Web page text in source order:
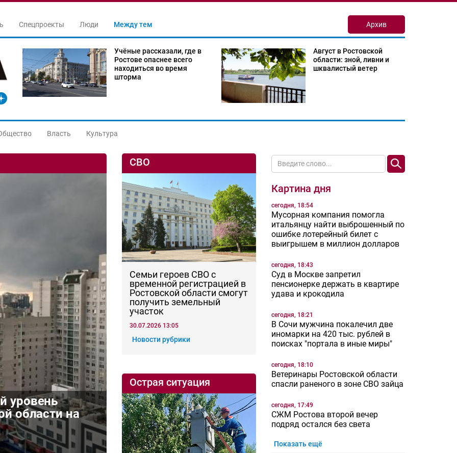
Спецпроекты Люди Между тем Архив
Учёные рассказали, где в
Ростове опаснее всего
находиться во время
шторма
Август в Ростовской
области: зной, ливни и
шквалистый ветер
Власть Культура
уровень
области на
СВО
Семьи героев СВО с
временной регистрацией в
Ростовской области смогут
получить земельный
участок
30.07.2026 13:05
Новости рубрики
Острая ситуация
Картина дня
сегодня, 18:54
Мусорная компания помогла
итальянцу найти выброшенный по
ошибке лотерейный билет с
выигрышем в миллион долларов
сегодня, 18:43
Суд в Москве запретил
пенсионерке держать в квартире
удава и крокодила
сегодня, 18:21
В Сочи мужчина покалечил две
иномарки на 420 тыс. рублей в
поисках "портала в иные миры"
сегодня, 18:10
Ветеринары Ростовской области
спасли раненого в зоне СВО зайца
сегодня, 17:49
СЖМ Ростова второй вечер
подряд остался без света
Показать ещё